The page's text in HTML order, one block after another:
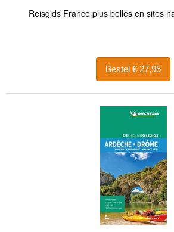
Reisgids France plus belles en sites
Bestel € 27,95